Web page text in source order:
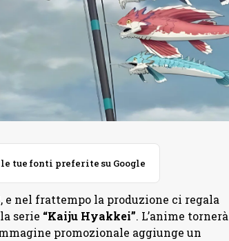
tue fonti preferite su Google
, e nel frattempo la produzione ci regala
serie “Kaiju Hyakkei”. L’anime tornerà
promozionale aggiunge un